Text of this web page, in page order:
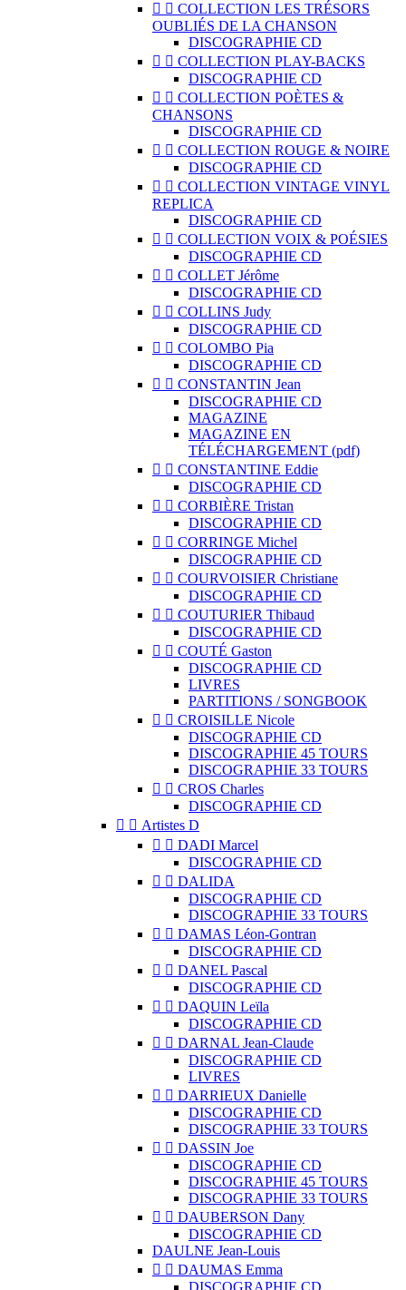
  COLLECTION LES TRÉSORS
OUBLIÉS DE LA CHANSON
DISCOGRAPHIE CD
  COLLECTION PLAY-BACKS
DISCOGRAPHIE CD
  COLLECTION POÈTES &
CHANSONS
DISCOGRAPHIE CD
  COLLECTION ROUGE & NOIRE
DISCOGRAPHIE CD
  COLLECTION VINTAGE VINYL
REPLICA
DISCOGRAPHIE CD
  COLLECTION VOIX & POÉSIES
DISCOGRAPHIE CD
  COLLET Jérôme
DISCOGRAPHIE CD
  COLLINS Judy
DISCOGRAPHIE CD
  COLOMBO Pia
DISCOGRAPHIE CD
  CONSTANTIN Jean
DISCOGRAPHIE CD
MAGAZINE
MAGAZINE EN
TÉLÉCHARGEMENT (pdf)
  CONSTANTINE Eddie
DISCOGRAPHIE CD
  CORBIÈRE Tristan
DISCOGRAPHIE CD
  CORRINGE Michel
DISCOGRAPHIE CD
  COURVOISIER Christiane
DISCOGRAPHIE CD
  COUTURIER Thibaud
DISCOGRAPHIE CD
  COUTÉ Gaston
DISCOGRAPHIE CD
LIVRES
PARTITIONS / SONGBOOK
  CROISILLE Nicole
DISCOGRAPHIE CD
DISCOGRAPHIE 45 TOURS
DISCOGRAPHIE 33 TOURS
  CROS Charles
DISCOGRAPHIE CD
  Artistes D
  DADI Marcel
DISCOGRAPHIE CD
  DALIDA
DISCOGRAPHIE CD
DISCOGRAPHIE 33 TOURS
  DAMAS Léon-Gontran
DISCOGRAPHIE CD
  DANEL Pascal
DISCOGRAPHIE CD
  DAQUIN Leïla
DISCOGRAPHIE CD
  DARNAL Jean-Claude
DISCOGRAPHIE CD
LIVRES
  DARRIEUX Danielle
DISCOGRAPHIE CD
DISCOGRAPHIE 33 TOURS
  DASSIN Joe
DISCOGRAPHIE CD
DISCOGRAPHIE 45 TOURS
DISCOGRAPHIE 33 TOURS
  DAUBERSON Dany
DISCOGRAPHIE CD
DAULNE Jean-Louis
  DAUMAS Emma
DISCOGRAPHIE CD